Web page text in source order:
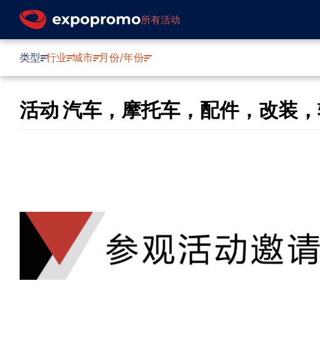
所有活动
类型 行业 城市 月份/年份
活动 汽车，摩托车，配件，改装